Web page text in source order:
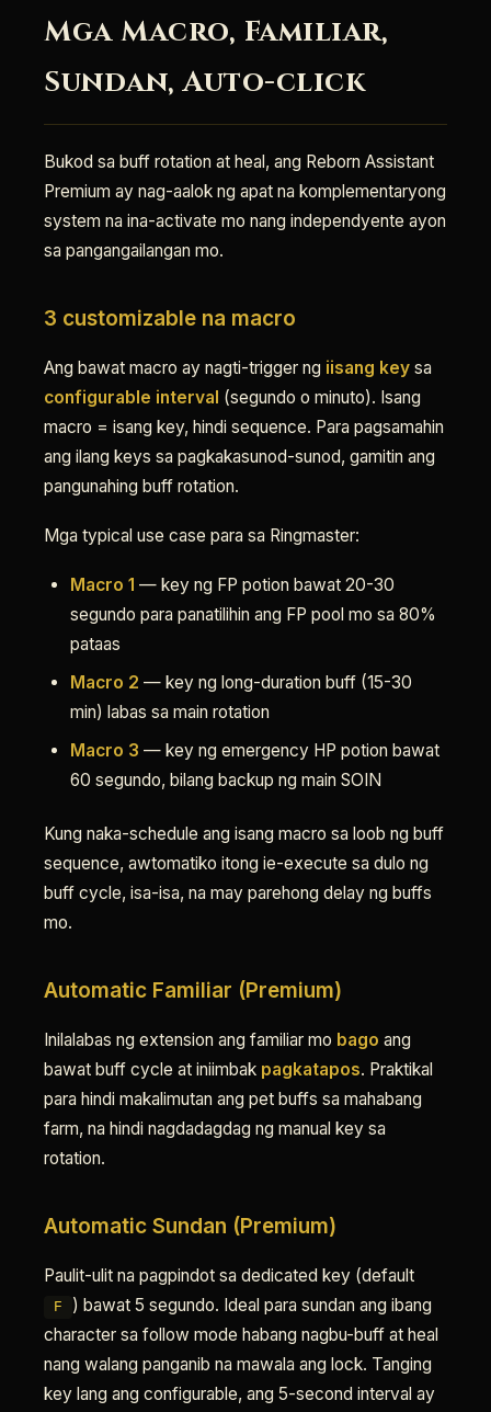
Mga Macro, Familiar,
Sundan, Auto-click
Bukod sa buff rotation at heal, ang Reborn Assistant
Premium ay nag-aalok ng apat na komplementaryong
system na ina-activate mo nang independyente ayon
sa pangangailangan mo.
3 customizable na macro
Ang bawat macro ay nagti-trigger ng iisang key sa
configurable interval (segundo o minuto). Isang
macro = isang key, hindi sequence. Para pagsamahin
ang ilang keys sa pagkakasunod-sunod, gamitin ang
pangunahing buff rotation.
Mga typical use case para sa Ringmaster:
Macro 1 — key ng FP potion bawat 20-30
segundo para panatilihin ang FP pool mo sa 80%
pataas
Macro 2 — key ng long-duration buff (15-30
min) labas sa main rotation
Macro 3 — key ng emergency HP potion bawat
60 segundo, bilang backup ng main SOIN
Kung naka-schedule ang isang macro sa loob ng buff
sequence, awtomatiko itong ie-execute sa dulo ng
buff cycle, isa-isa, na may parehong delay ng buffs
mo.
Automatic Familiar (Premium)
Inilalabas ng extension ang familiar mo bago ang
bawat buff cycle at iniimbak pagkatapos. Praktikal
para hindi makalimutan ang pet buffs sa mahabang
farm, na hindi nagdadagdag ng manual key sa
rotation.
Automatic Sundan (Premium)
Paulit-ulit na pagpindot sa dedicated key (default
F
) bawat 5 segundo. Ideal para sundan ang ibang
character sa follow mode habang nagbu-buff at heal
nang walang panganib na mawala ang lock. Tanging
key lang ang configurable, ang 5-second interval ay